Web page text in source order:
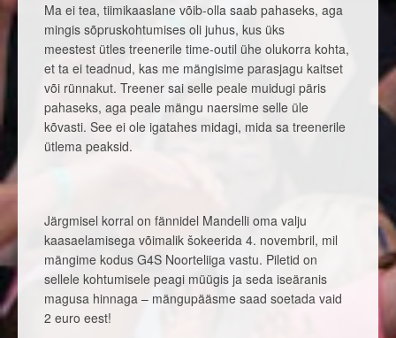
Ma ei tea, tiimikaaslane võib-olla saab pahaseks, aga
mingis sõpruskohtumises oli juhus, kus üks
meestest ütles treenerile time-outil ühe olukorra kohta,
et ta ei teadnud, kas me mängisime parasjagu kaitset
või rünnakut. Treener sai selle peale muidugi päris
pahaseks, aga peale mängu naersime selle üle
kõvasti. See ei ole igatahes midagi, mida sa treenerile
ütlema peaksid.
Järgmisel korral on fännidel Mandelli oma valju
kaasaelamisega võimalik šokeerida 4. novembril, mil
mängime kodus G4S Noorteliiga vastu. Piletid on
sellele kohtumisele peagi müügis ja seda iseäranis
magusa hinnaga – mängupääsme saad soetada vaid
2 euro eest!